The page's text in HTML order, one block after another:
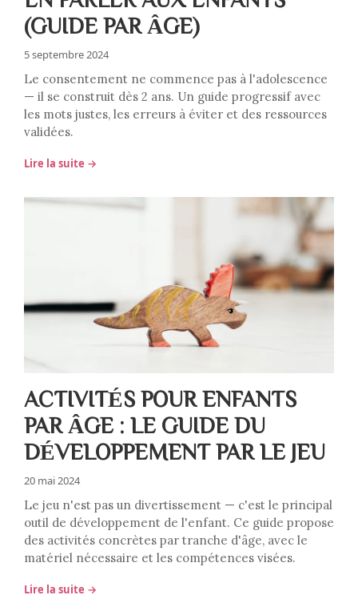
(GUIDE PAR ÂGE)
5 septembre 2024
Le consentement ne commence pas à l'adolescence
— il se construit dès 2 ans. Un guide progressif avec
les mots justes, les erreurs à éviter et des ressources
validées.
Lire la suite →
ACTIVITÉS POUR ENFANTS
PAR ÂGE : LE GUIDE DU
DÉVELOPPEMENT PAR LE JEU
20 mai 2024
Le jeu n'est pas un divertissement — c'est le principal
outil de développement de l'enfant. Ce guide propose
des activités concrètes par tranche d'âge, avec le
matériel nécessaire et les compétences visées.
Lire la suite →